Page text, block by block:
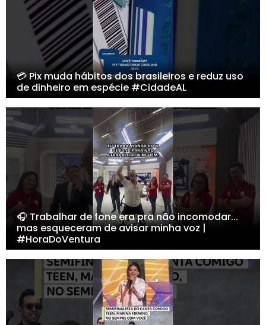
💳 Pix muda hábitos dos brasileiros e reduz uso
de dinheiro em espécie #CidadeAL
🎧 Trabalhar de fone era pra não incomodar...
mas esqueceram de avisar minha voz |
#HoraDoVentura